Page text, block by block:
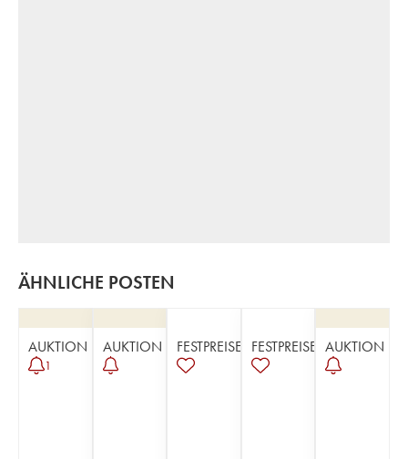
ÄHNLICHE POSTEN
AUKTION
1
AUKTION FESTPREISE FESTPREISE AUKTION